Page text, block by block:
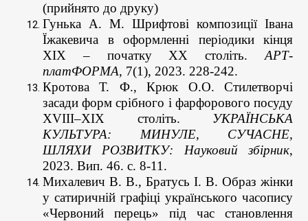
(прийнято до друку)
Гунька А. М. Шрифтові композиції Івана
Їжакевича в оформленні періодики кінця
ХІХ – початку ХХ століть. АРТ-
платФОРМА, 7(1), 2023. 228-242.
Кротова Т. Ф., Крюк О.О. Стилетворчі
засади форм срібного і фарфорового посуду
ХVIII–XIX століть. УКРАЇНСЬКА
КУЛЬТУРА: МИНУЛЕ, СУЧАСНЕ,
ШЛЯХИ РОЗВИТКУ: Науковий збірник,
2023. Вип. 46. с. 8-11.
Михалевич В. В., Братусь І. В. Образ жінки
у сатиричній графіці українського часопису
«Червоний перець» під час становлення